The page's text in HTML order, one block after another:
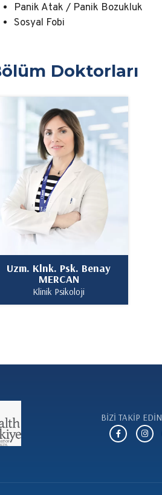
Panik Atak / Panik Bozukluk
Sosyal Fobi
Doktorları
Uzm. Klnk. Psk. Benay
MERCAN
Klinik Psikoloji
BİZİ TAKİP EDİN